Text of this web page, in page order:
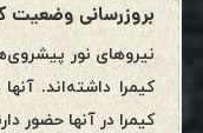
بروزرسانی وضعیت کیمرا،
نیروهای نور
کیمرا داشته‌اند.
کیمرا در آنها حضور